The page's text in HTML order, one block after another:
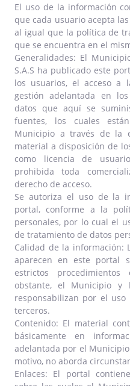
El uso de la información
que cada usuario acepta
al igual que la política de
que se encuentra en el
Generalidades: El
S.A.S ha publicado este
los usuarios, el acceso a
gestión adelantada en
datos que aquí se
fuentes, los cuales
Municipio a través de la
material a disposición de
como licencia de
prohibida toda
derecho de acceso.
Se autoriza el uso de la
portal, conforme a la
personales, por lo cual el
de tratamiento de datos
Calidad de la información:
aparecen en este portal
estrictos
obstante, el Municipio y
responsabilizan por el
terceros.
Contenido: El material
básicamente en
adelantada por el
motivo, no aborda
Enlaces: El portal